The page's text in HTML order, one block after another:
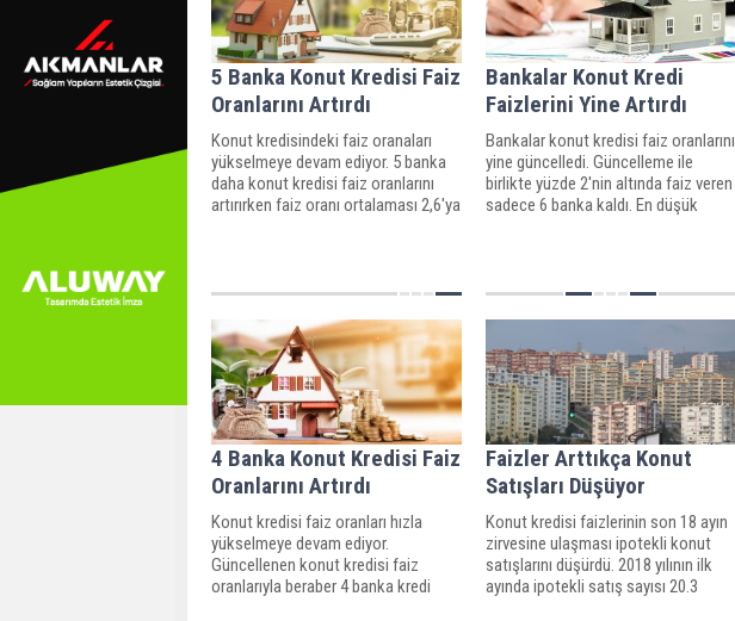
5 Banka Konut Kredisi Faiz
Oranlarını Artırdı
Konut kredisindeki faiz oranaları
yükselmeye devam ediyor. 5 banka
daha konut kredisi faiz oranlarını
artırırken faiz oranı ortalaması 2,6'ya
Bankalar Konut Kredi
Faizlerini Yine Artırdı
Bankalar konut kredisi faiz oranlarını
yine güncelledi. Güncelleme ile
birlikte yüzde 2'nin altında faiz veren
sadece 6 banka kaldı. En düşük
4 Banka Konut Kredisi Faiz
Oranlarını Artırdı
Konut kredisi faiz oranları hızla
yükselmeye devam ediyor.
Güncellenen konut kredisi faiz
oranlarıyla beraber 4 banka kredi
Faizler Arttıkça Konut
Satışları Düşüyor
Konut kredisi faizlerinin son 18 ayın
zirvesine ulaşması ipotekli konut
satışlarını düşürdü. 2018 yılının ilk
ayında ipotekli satış sayısı 20.3